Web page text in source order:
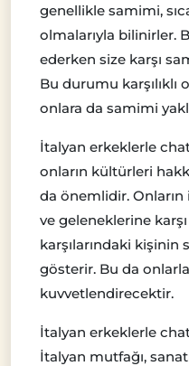
genellikle samimi,
olmalarıyla bilinirler.
ederken size karşı
Bu durumu
onlara da samimi
İtalyan erkeklerle
onların kültürleri
da önemlidir.
ve geleneklerine
karşılarındaki kişinin
gösterir. Bu da
kuvvetlendirecektir.
İtalyan erkeklerle
İtalyan mutfağı,